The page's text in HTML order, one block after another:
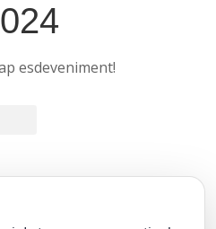
esdeveniment!